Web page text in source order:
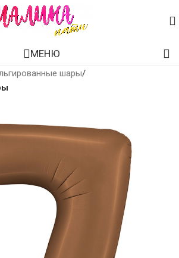
МЕНЮ
шары